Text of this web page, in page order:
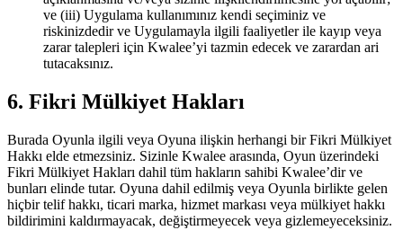
ve (iii) Uygulama kullanımınız kendi seçiminiz ve
riskinizdedir ve Uygulamayla ilgili faaliyetler ile kayıp veya
zarar talepleri için Kwalee’yi tazmin edecek ve zarardan ari
tutacaksınız.
6. Fikri Mülkiyet Hakları
Burada Oyunla ilgili veya Oyuna ilişkin herhangi bir Fikri Mülkiyet
Hakkı elde etmezsiniz. Sizinle Kwalee arasında, Oyun üzerindeki
Fikri Mülkiyet Hakları dahil tüm hakların sahibi Kwalee’dir ve
bunları elinde tutar. Oyuna dahil edilmiş veya Oyunla birlikte gelen
hiçbir telif hakkı, ticari marka, hizmet markası veya mülkiyet hakkı
bildirimini kaldırmayacak, değiştirmeyecek veya gizlemeyeceksiniz.